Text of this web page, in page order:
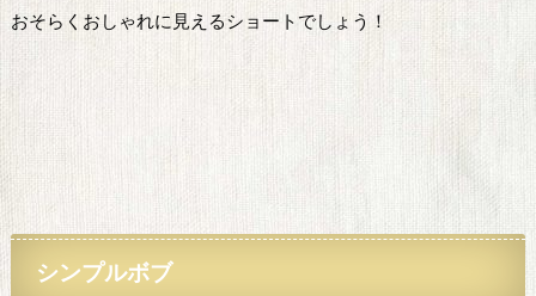
おそらくおしゃれに見えるショートでしょう！
シンプルボブ